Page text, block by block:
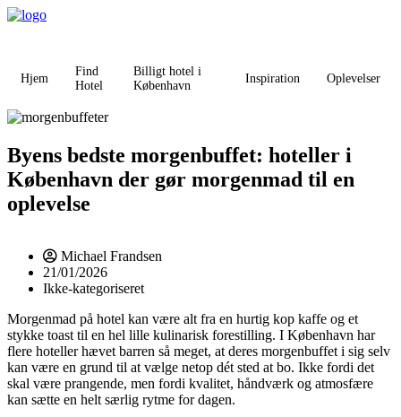
Videre
Hjem
Find
Hotel
Billigt hotel i
København
Inspiration Oplevelser
Byens bedste morgenbuffet: hoteller i
København der gør morgenmad til en
oplevelse
Michael Frandsen
21/01/2026
Ikke-kategoriseret
Morgenmad på hotel kan være alt fra en hurtig kop kaffe og et
stykke toast til en hel lille kulinarisk forestilling. I København har
flere hoteller hævet barren så meget, at deres morgenbuffet i sig selv
kan være en grund til at vælge netop dét sted at bo. Ikke fordi det
skal være prangende, men fordi kvalitet, håndværk og atmosfære
kan sætte en helt særlig rytme for dagen.